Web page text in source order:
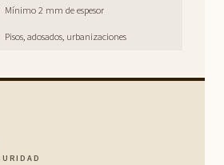
Mínimo 2 mm de espesor
Pisos, adosados, urbanizaciones